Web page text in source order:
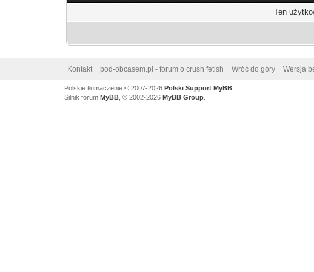
Ten
Kontakt pod-obcasem.pl - forum o crush fetish Wróć do góry Wersja
Polskie tłumaczenie © 2007-2026 Polski Support MyBB
Silnik forum MyBB, © 2002-2026 MyBB Group.